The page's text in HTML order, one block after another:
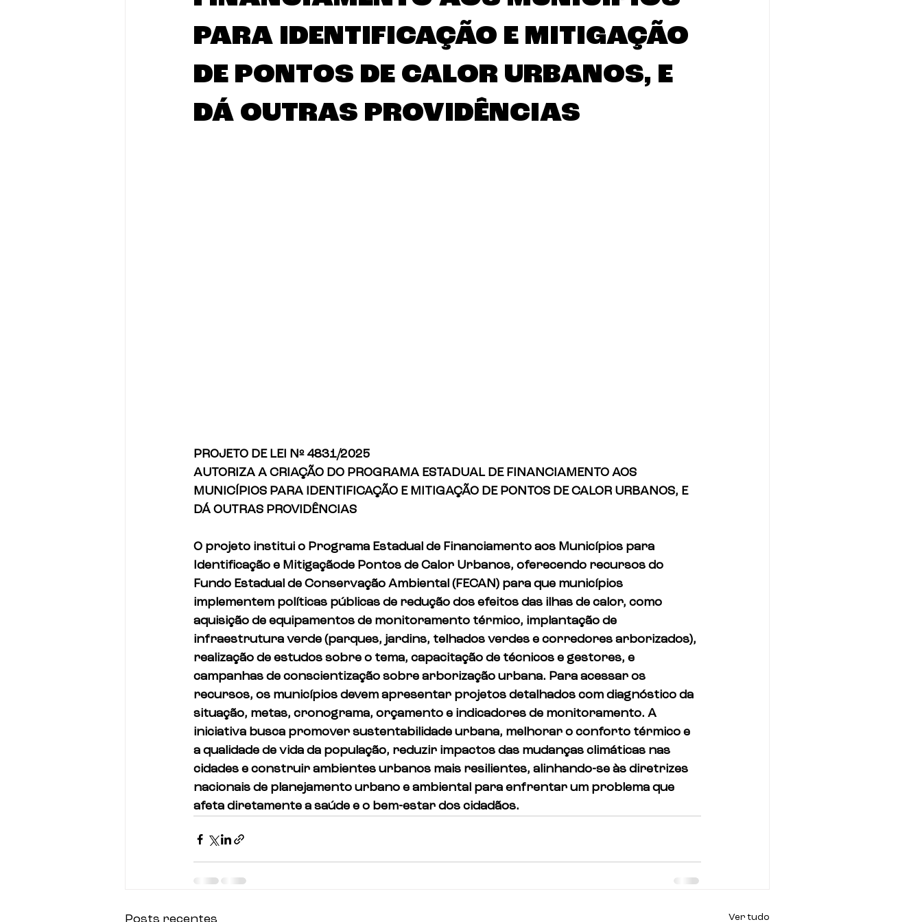
PARA IDENTIFICAÇÃO E MITIGAÇÃO
DE PONTOS DE CALOR URBANOS, E
DÁ OUTRAS PROVIDÊNCIAS
PROJETO DE LEI Nº 4831/2025
AUTORIZA A CRIAÇÃO DO PROGRAMA ESTADUAL DE FINANCIAMENTO AOS
MUNICÍPIOS PARA IDENTIFICAÇÃO E MITIGAÇÃO DE PONTOS DE CALOR URBANOS, E
DÁ OUTRAS PROVIDÊNCIAS
O projeto institui o Programa Estadual de Financiamento aos Municípios para
Identificação e Mitigaçãode Pontos de Calor Urbanos, oferecendo recursos do
Fundo Estadual de Conservação Ambiental (FECAN) para que municípios
implementem políticas públicas de redução dos efeitos das ilhas de calor, como
aquisição de equipamentos de monitoramento térmico, implantação de
infraestrutura verde (parques, jardins, telhados verdes e corredores arborizados),
realização de estudos sobre o tema, capacitação de técnicos e gestores, e
campanhas de conscientização sobre arborização urbana. Para acessar os
recursos, os municípios devem apresentar projetos detalhados com diagnóstico da
situação, metas, cronograma, orçamento e indicadores de monitoramento. A
iniciativa busca promover sustentabilidade urbana, melhorar o conforto térmico e
a qualidade de vida da população, reduzir impactos das mudanças climáticas nas
cidades e construir ambientes urbanos mais resilientes, alinhando-se às diretrizes
nacionais de planejamento urbano e ambiental para enfrentar um problema que
afeta diretamente a saúde e o bem-estar dos cidadãos.
Posts recentes Ver tudo